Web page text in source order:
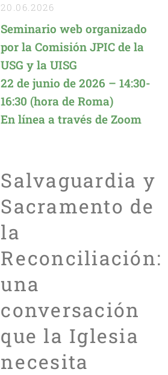
20.06.2026
Seminario web organizado
por la Comisión JPIC de la
USG y la UISG
22 de junio de 2026 – 14:30-
16:30 (hora de Roma)
En línea a través de Zoom
Salvaguardia y
Sacramento de
la
Reconciliación:
una
conversación
que la Iglesia
necesita